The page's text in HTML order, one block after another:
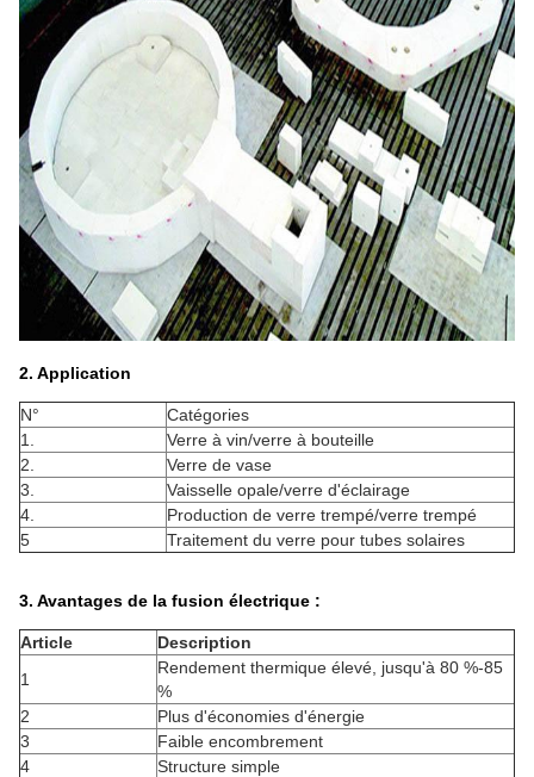
2. Application
N°
Catégories
1.
Verre à vin/verre à bouteille
2.
Verre de vase
3.
Vaisselle opale/verre d'éclairage
4.
Production de verre trempé/verre trempé
5
Traitement du verre pour tubes solaires
3. Avantages de la fusion électrique :
Article
Description
1
Rendement thermique élevé, jusqu'à 80 %-85
%
2
Plus d'économies d'énergie
3
Faible encombrement
4
Structure simple